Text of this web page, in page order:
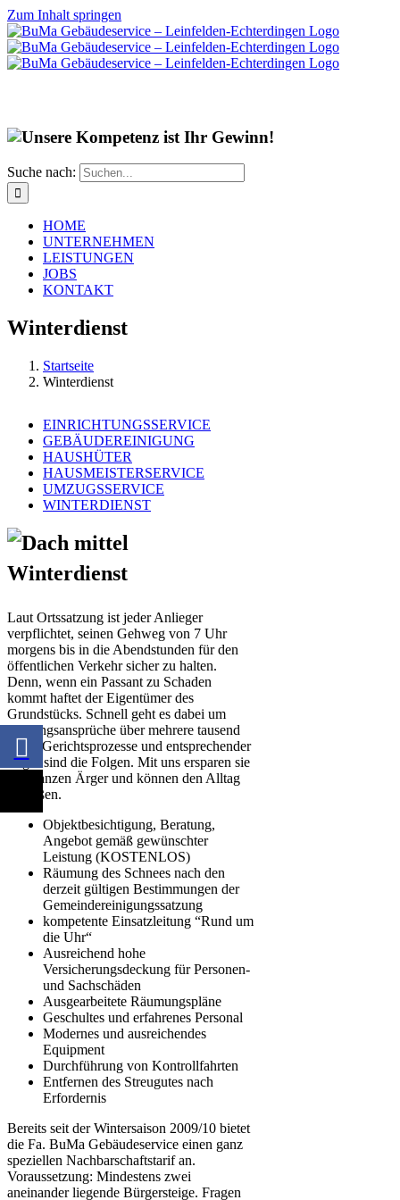
Zum Inhalt springen
Suche nach:
HOME
UNTERNEHMEN
LEISTUNGEN
JOBS
KONTAKT
Winterdienst
Startseite
Winterdienst
EINRICHTUNGSSERVICE
GEBÄUDEREINIGUNG
HAUSHÜTER
HAUSMEISTERSERVICE
UMZUGSSERVICE
WINTERDIENST
Winterdienst
Laut Ortssatzung ist jeder Anlieger
verpflichtet, seinen Gehweg von 7 Uhr
morgens bis in die Abendstunden für den
öffentlichen Verkehr sicher zu halten.
Denn, wenn ein Passant zu Schaden
kommt haftet der Eigentümer des
Grundstücks. Schnell geht es dabei um
Haftungsansprüche über mehrere tausend
Euro. Gerichtsprozesse und entsprechender
Ärger sind die Folgen. Mit uns ersparen sie
den ganzen Ärger und können den Alltag
genießen.
Objektbesichtigung, Beratung,
Angebot gemäß gewünschter
Leistung (KOSTENLOS)
Räumung des Schnees nach den
derzeit gültigen Bestimmungen der
Gemeindereinigungssatzung
kompetente Einsatzleitung “Rund um
die Uhr“
Ausreichend hohe
Versicherungsdeckung für Personen-
und Sachschäden
Ausgearbeitete Räumungspläne
Geschultes und erfahrenes Personal
Modernes und ausreichendes
Equipment
Durchführung von Kontrollfahrten
Entfernen des Streugutes nach
Erfordernis
Bereits seit der Wintersaison 2009/10 bietet
die Fa. BuMa Gebäudeservice einen ganz
speziellen Nachbarschaftstarif an.
Voraussetzung: Mindestens zwei
aneinander liegende Bürgersteige. Fragen